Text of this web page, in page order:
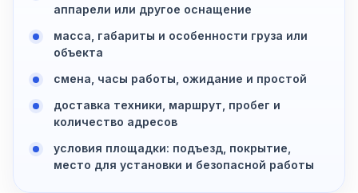
аппарели или другое оснащение
масса, габариты и особенности груза или
объекта
смена, часы работы, ожидание и простой
доставка техники, маршрут, пробег и
количество адресов
условия площадки: подъезд, покрытие,
место для установки и безопасной работы